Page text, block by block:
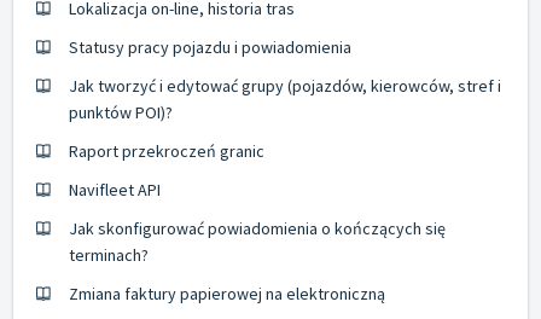
Lokalizacja on-line, historia tras
Statusy pracy pojazdu i powiadomienia
Jak tworzyć i edytować grupy (pojazdów, kierowców, stref i
punktów POI)?
Raport przekroczeń granic
Navifleet API
Jak skonfigurować powiadomienia o kończących się
terminach?
Zmiana faktury papierowej na elektroniczną